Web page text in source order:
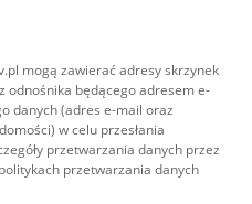
mogą zawierać adresy skrzynek
odnośnika będącego adresem e-
danych (adres e-mail oraz
w celu przesłania
przetwarzania danych przez
przetwarzania danych